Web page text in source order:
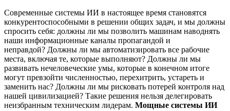
Современные системы ИИ в настоящее время становятся
конкурентоспособными в решении общих задач, и мы должны
спросить себя: должны ли мы позволить машинам наводнять
наши информационные каналы пропагандой и
неправдой? Должны ли мы автоматизировать все рабочие
места, включая те, которые выполняют? Должны ли мы
развивать нечеловеческие умы, которые в конечном итоге
могут превзойти численностью, перехитрить, устареть и
заменить нас? Должны ли мы рисковать потерей контроля над
нашей цивилизацией? Такие решения нельзя делегировать
неизбранным техническим лидерам. Мощные системы ИИ